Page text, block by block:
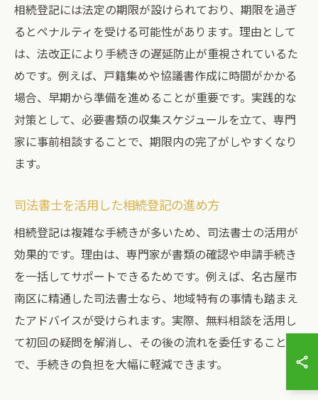
相続登記には法定の期限が設けられており、期限を過ぎ
るとペナルティを受ける可能性があります。理由として
は、法改正により手続きの遅延防止が重視されているた
めです。例えば、戸籍集めや協議書作成に時間がかかる
場合、早期から準備を進めることが重要です。実践的な
対策として、必要書類の収集スケジュールを立て、専門
家に事前相談することで、期限内の完了がしやすくなり
ます。
司法書士を活用した相続登記の進め方
相続登記は複雑な手続きが多いため、司法書士の活用が
効果的です。理由は、専門家が書類の確認や申請手続き
を一括してサポートできるためです。例えば、名古屋市
南区に精通した司法書士なら、地域特有の事情も踏まえ
たアドバイスが受けられます。実際、無料相談を活用し
て初回の疑問を解消し、その後の流れを委任すること
で、手続きの負担を大幅に軽減できます。